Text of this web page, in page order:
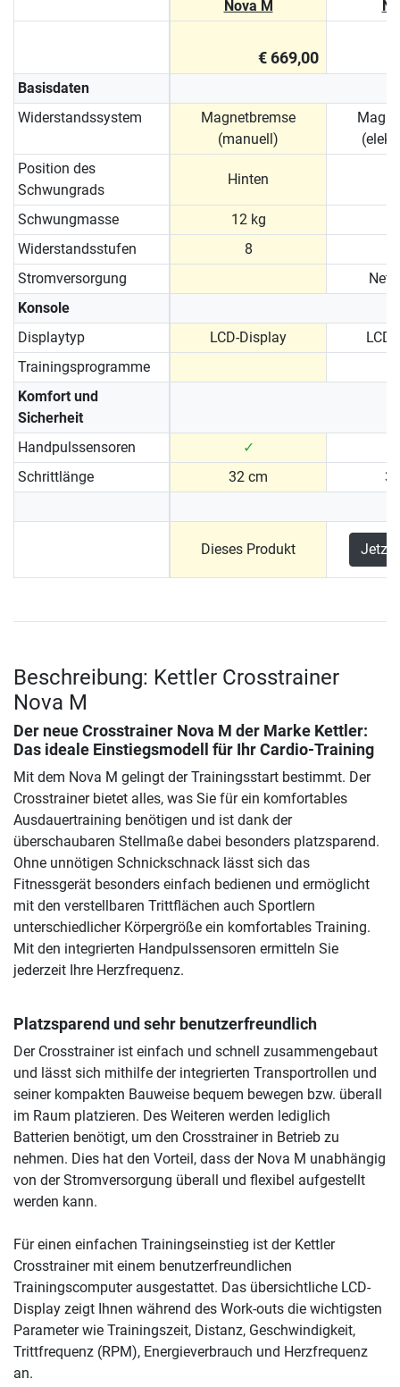
Nova M
€ 669,00
Basisdaten
Widerstandssystem
Magnetbremse
(manuell)
Position des
Schwungrads
Hinten
Schwungmasse 12 kg
Widerstandsstufen
8
Stromversorgung
Konsole
Displaytyp
LCD-Display
Trainingsprogramme
Komfort und
Sicherheit
Handpulssensoren
✓
Schrittlänge
32 cm
Dieses Produkt Jetzt
Beschreibung: Kettler Crosstrainer
Nova M
Der neue Crosstrainer Nova M der Marke Kettler:
Das ideale Einstiegsmodell für Ihr Cardio-Training
Mit dem Nova M gelingt der Trainingsstart bestimmt. Der
Crosstrainer bietet alles, was Sie für ein komfortables
Ausdauertraining benötigen und ist dank der
überschaubaren Stellmaße dabei besonders platzsparend.
Ohne unnötigen Schnickschnack lässt sich das
Fitnessgerät besonders einfach bedienen und ermöglicht
mit den verstellbaren Trittflächen auch Sportlern
unterschiedlicher Körpergröße ein komfortables Training.
Mit den integrierten Handpulssensoren ermitteln Sie
jederzeit Ihre Herzfrequenz.
Platzsparend und sehr benutzerfreundlich
Der Crosstrainer ist einfach und schnell zusammengebaut
und lässt sich mithilfe der integrierten Transportrollen und
seiner kompakten Bauweise bequem bewegen bzw. überall
im Raum platzieren. Des Weiteren werden lediglich
Batterien benötigt, um den Crosstrainer in Betrieb zu
nehmen. Dies hat den Vorteil, dass der Nova M unabhängig
von der Stromversorgung überall und flexibel aufgestellt
werden kann.
Für einen einfachen Trainingseinstieg ist der Kettler
Crosstrainer mit einem benutzerfreundlichen
Trainingscomputer ausgestattet. Das übersichtliche LCD-
Display zeigt Ihnen während des Work-outs die wichtigsten
Parameter wie Trainingszeit, Distanz, Geschwindigkeit,
Trittfrequenz (RPM), Energieverbrauch und Herzfrequenz
an.